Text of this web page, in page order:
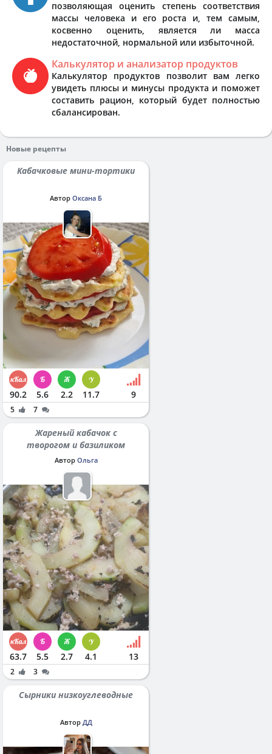
позволяющая оценить степень соответствия
массы человека и его роста и, тем самым,
косвенно оценить, является ли масса
недостаточной, нормальной или избыточной.
Калькулятор и анализатор продуктов
Калькулятор продуктов позволит вам легко
увидеть плюсы и минусы продукта и поможет
составить рацион, который будет полностью
сбалансирован.
Новые рецепты
Кабачковые мини-тортики
Автор Оксана Б
90.2 5.6 2.2 11.7 9
5 7
Жареный кабачок с
творогом и базиликом
Автор Ольга
63.7 5.5 2.7 4.1 13
2 3
Сырники низкоуглеводные
Автор ДД